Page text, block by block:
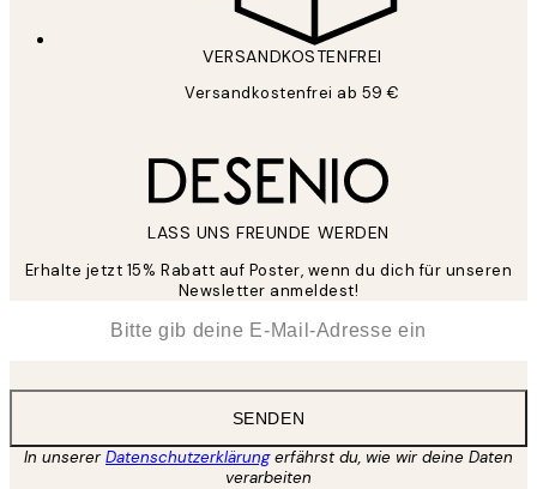
VERSANDKOSTENFREI
Versandkostenfrei ab 59 €
LASS UNS FREUNDE WERDEN
Erhalte jetzt 15% Rabatt auf Poster, wenn du dich für unseren
Newsletter anmeldest!
SENDEN
In unsererDatenschutzerklärungerfährst du, wie wir deine Daten
verarbeiten